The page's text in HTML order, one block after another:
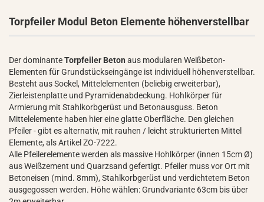
Torpfeiler Modul Beton Elemente höhenverstellbar
Der dominanteTorpfeiler Beton aus modularen Weißbeton-
Elementen für Grundstückseingänge ist individuell höhenverstellbar.
Besteht aus Sockel, Mittelelementen (beliebig erweiterbar),
Zierleistenplatte und Pyramidenabdeckung. Hohlkörper für
Armierung mit Stahlkorbgerüst und Betonausguss. Beton
Mittelelemente haben hier eine glatte Oberfläche. Den gleichen
Pfeiler - gibt es alternativ, mit rauhen / leicht strukturierten Mittel
Elemente, als Artikel ZO-7222.
Alle Pfeilerelemente werden als massive Hohlkörper (innen 15cm Ø)
aus Weißzement und Quarzsand gefertigt. Pfeiler muss vor Ort mit
Betoneisen (mind. 8mm), Stahlkorbgerüst und verdichtetem Beton
ausgegossen werden. Höhe wählen: Grundvariante 63cm bis über